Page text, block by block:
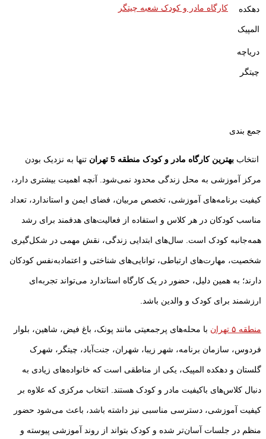
کارگاه مادر و کودک شعبه چیتگر دهکده
المپیک
دریاچه
چیتگر
جمع بندی
انتخاب بهترین کارگاه مادر و کودک منطقه 5 تهران تنها به نزدیک بودن
مرکز آموزشی به محل زندگی محدود نمی‌شود. آنچه اهمیت بیشتری دارد،
کیفیت برنامه‌های آموزشی، تخصص مربیان، فضای ایمن و استاندارد، تعداد
مناسب کودکان در هر کلاس و استفاده از فعالیت‌های هدفمند برای رشد
همه‌جانبه کودک است. سال‌های ابتدایی زندگی، نقش مهمی در شکل‌گیری
شخصیت، مهارت‌های ارتباطی، توانایی‌های شناختی و اعتمادبه‌نفس کودکان
دارند؛ به همین دلیل، حضور در یک کارگاه استاندارد می‌تواند تجربه‌ای
ارزشمند برای کودک و والدین باشد.
منطقه ۵ تهران با محله‌های پرجمعیتی مانند پونک، باغ فیض، شاهین، بلوار
فردوس، سازمان برنامه، شهر زیبا، شهران، جنت‌آباد، چیتگر، شهرک
گلستان و دهکده المپیک، یکی از مناطقی است که خانواده‌های زیادی به
دنبال کلاس‌های باکیفیت مادر و کودک هستند. انتخاب مرکزی که علاوه بر
کیفیت آموزشی، دسترسی مناسبی نیز داشته باشد، باعث می‌شود حضور
منظم در جلسات آسان‌تر شده و کودک بتواند از روند آموزشی پیوسته و